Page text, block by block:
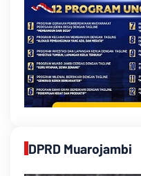
DPRD Muarojambi